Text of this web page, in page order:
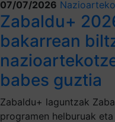
07/07/2026
Zabaldu+
bakarrean
babes guztia
Zabaldu+ laguntzak
programen helburuak